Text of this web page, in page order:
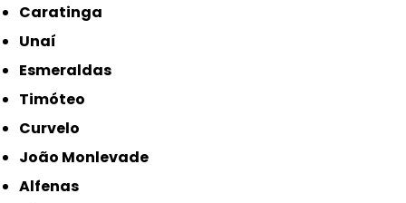
Caratinga
Unaí
Esmeraldas
Timóteo
Curvelo
João Monlevade
Alfenas